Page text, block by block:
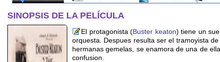
SINOPSIS DE LA PELÍCULA
El protagonista (Buster keaton) tiene un
orquesta. Despues resulta ser el tramoyista
hermanas gemelas, se enamora de una de
confusion.